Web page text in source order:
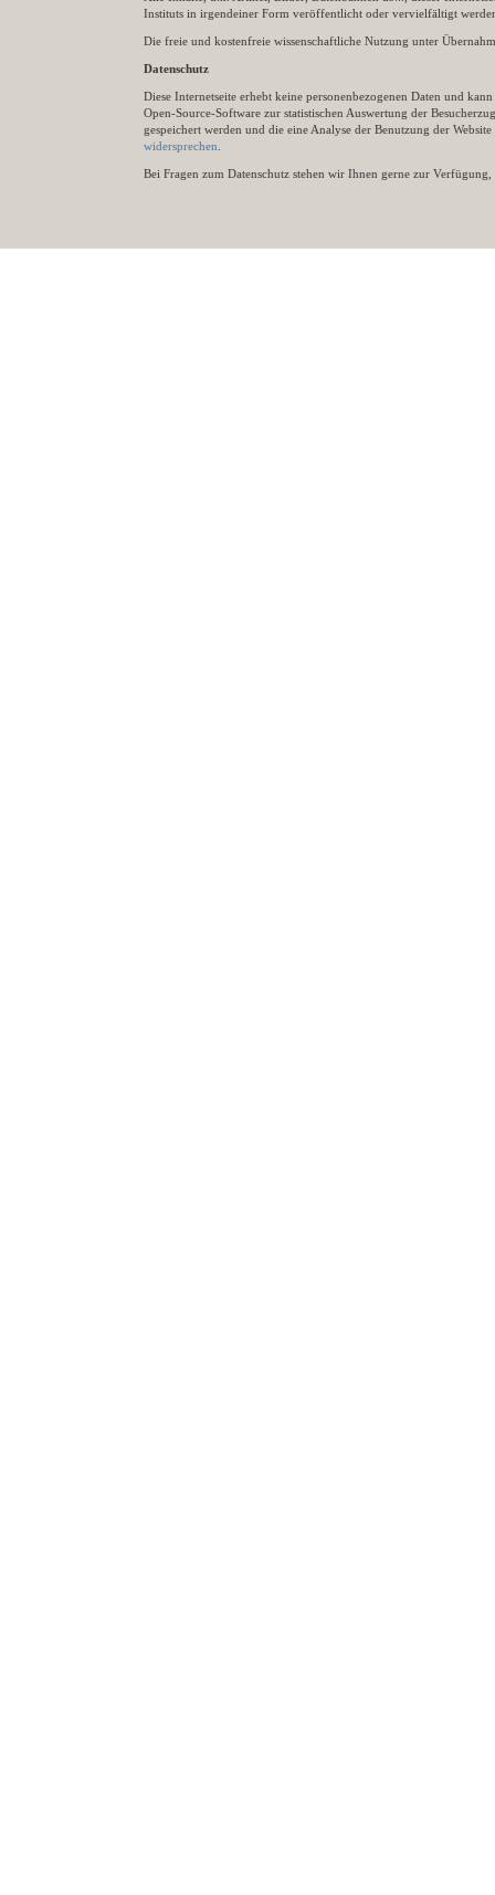
Instituts in irgendeiner Form veröffentlicht oder vervielfältigt
Die freie und kostenfreie wissenschaftliche Nutzung unter
Datenschutz
Diese Internetseite erhebt keine personenbezogenen Daten und
Open-Source-Software zur statistischen Auswertung der
gespeichert werden und die eine Analyse der Benutzung der
widersprechen
Bei Fragen zum Datenschutz stehen wir Ihnen gerne zur